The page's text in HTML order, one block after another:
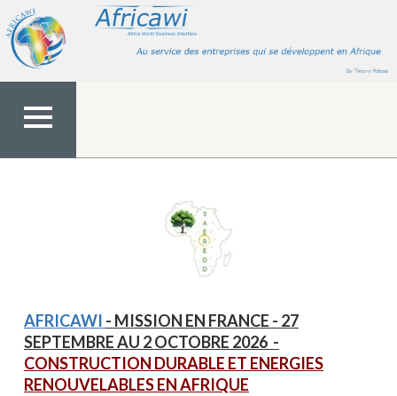
contenu
MENU
AFRICAWI - MISSION EN FRANCE - 27
SEPTEMBRE AU 2 OCTOBRE 2026 -
CONSTRUCTION DURABLE ET ENERGIES
RENOUVELABLES EN AFRIQUE